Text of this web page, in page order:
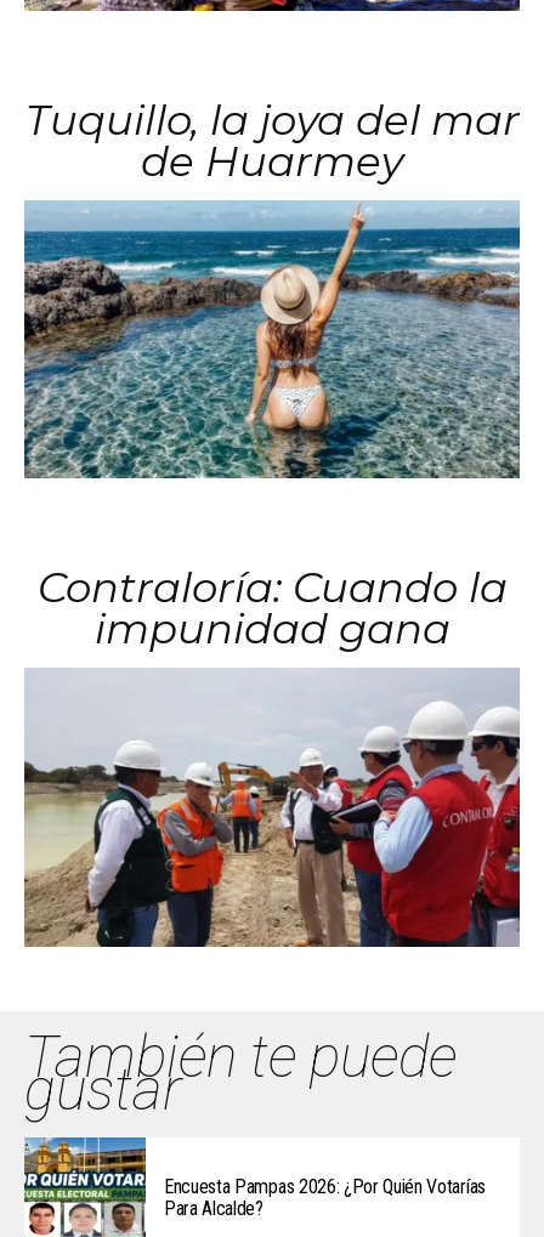
Tuquillo, la joya del mar
de Huarmey
Contraloría: Cuando la
impunidad gana
También te puede
gustar
Encuesta Pampas 2026: ¿Por Quién Votarías
Para Alcalde?